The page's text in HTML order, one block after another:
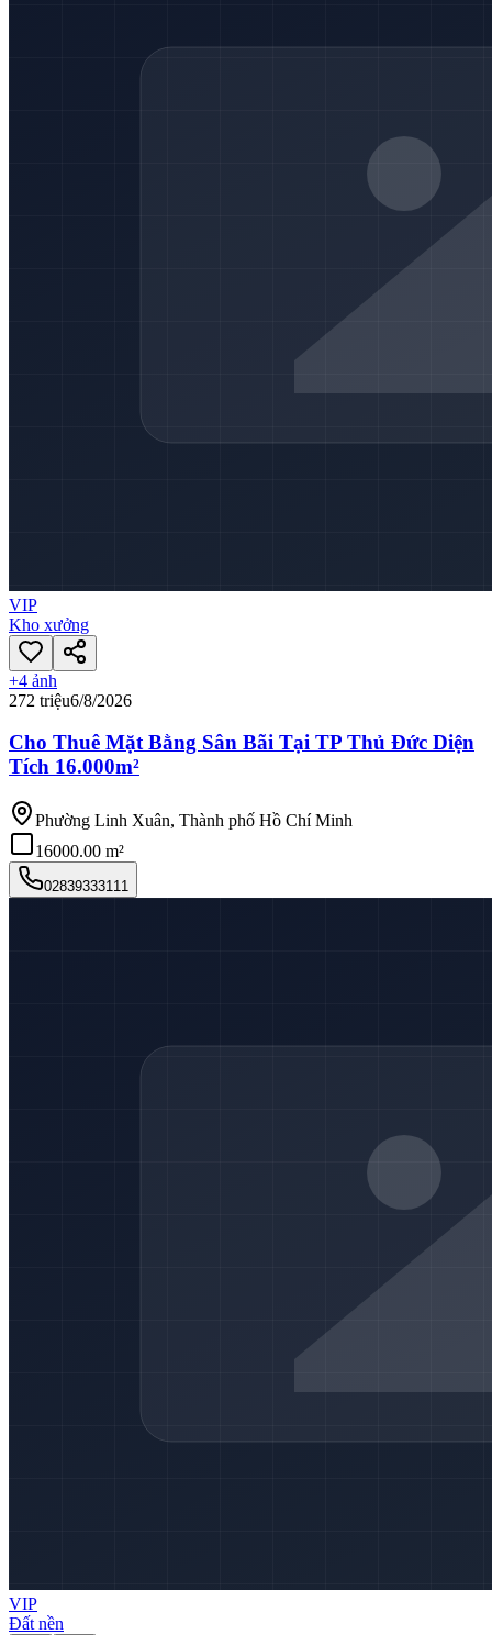
VIP
Kho xưởng
+4 ảnh
272 triệu6/8/2026
Cho Thuê Mặt Bằng Sân Bãi Tại TP Thủ Đức Diện
Tích 16.000m²
Phường Linh Xuân, Thành phố Hồ Chí Minh
16000.00 m²
02839333111
VIP
Đất nền